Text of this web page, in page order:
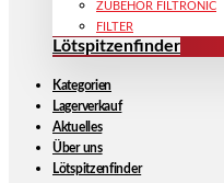
ZUBEHÖR FILTRONIC
FILTER
Lötspitzenfinder
Kategorien
Lagerverkauf
Aktuelles
Über uns
Lötspitzenfinder